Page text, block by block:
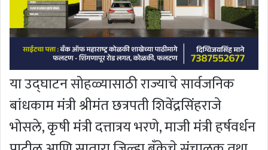
या उद्घाटन सोहळ्यासाठी राज्याचे सार्वजनिक
बांधकाम मंत्री श्रीमंत छत्रपती शिवेंद्रसिंहराजे
भोसले, कृषी मंत्री दत्तात्रय भरणे, माजी मंत्री हर्षवर्धन